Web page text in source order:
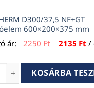
D300/37,5 NF+GT
600×200×375 mm
ár:
2250Ft Original
2250 Ft.
2135 Ft /
D300/37,5 NF+GT
KOSÁRBA